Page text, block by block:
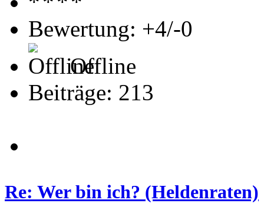
Bewertung: +4/-0
Offline
Beiträge: 213
Re: Wer bin ich? (Heldenraten)